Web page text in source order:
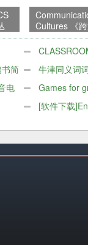
Cultures 《
销书简介
简
牛津同义词
Synonyms电子版
电
Games for
动活动的资源手
[软件下载